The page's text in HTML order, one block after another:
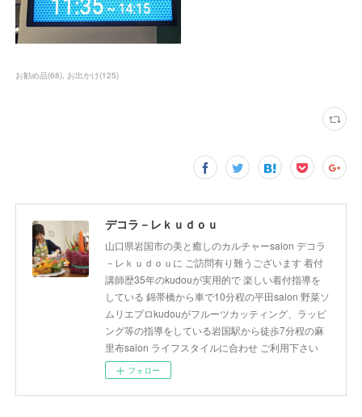
お勧め品(68) お出かけ(125)
デコラ－レｋｕｄｏｕ
山口県岩国市の美と癒しのカルチャーsalon デコラ
－レｋｕｄｏｕに ご訪問有り難うございます 着付
講師歴35年のkudouが実用的で 楽しい着付指導を
している 錦帯橋から車で10分程の平田salon 野菜ソ
ムリエプロkudouがフルーツカッティング、ラッピ
ング等の指導をしている岩国駅から徒歩7分程の麻
里布salon ライフスタイルに合わせ ご利用下さい
フォロー